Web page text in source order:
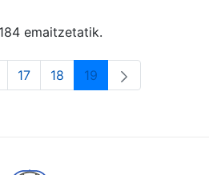
emaitzetatik.
Pages Use TAB to
Orrialdea
17 Orrialdea
18 Orrialdea
19